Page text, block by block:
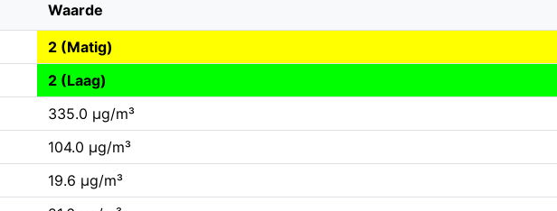
Waarde
2 (Matig)
2 (Laag)
335.0 µg/m³
104.0 µg/m³
19.6 µg/m³